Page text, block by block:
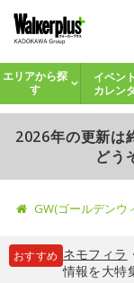
エリアから探
す
イベント
カレン
2026年の更新は
どう
GW(ゴールデンウ
おすすめ ネモフィラ
情報を大特